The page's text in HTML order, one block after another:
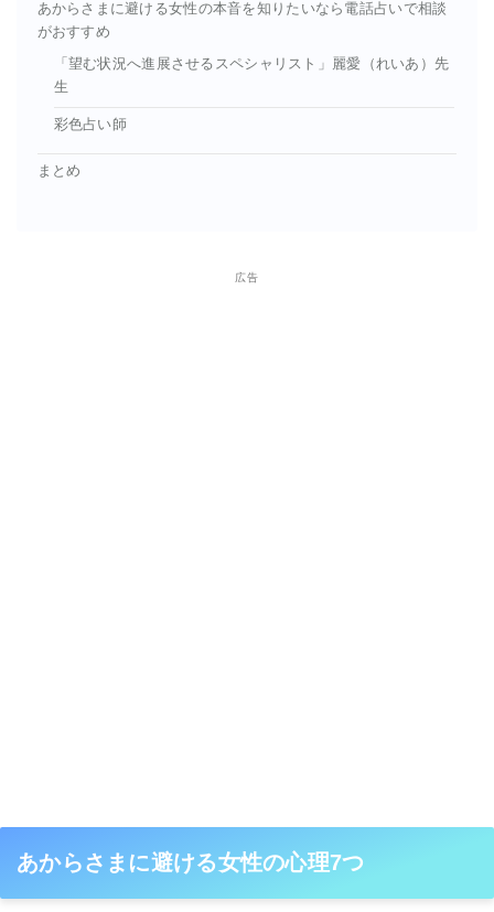
あからさまに避ける女性の本音を知りたいなら電話占いで相談
がおすすめ
「望む状況へ進展させるスペシャリスト」麗愛（れいあ）先
生
彩色占い師
まとめ
広告
あからさまに避ける女性の心理7つ